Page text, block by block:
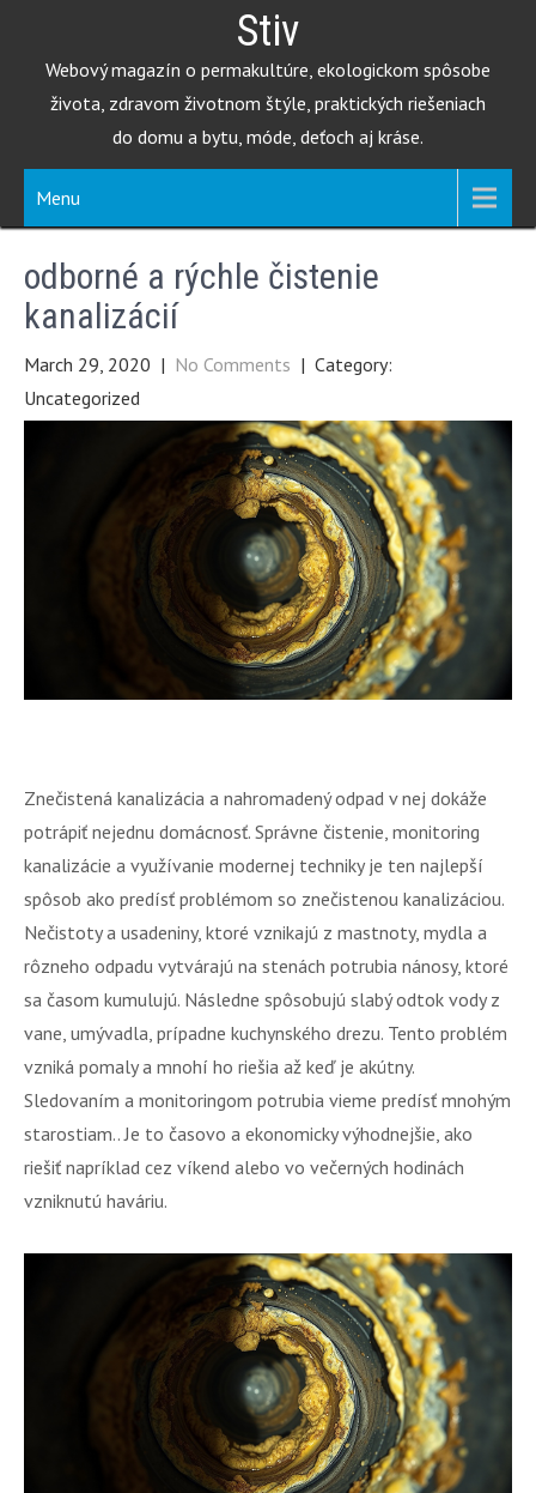
content
Stiv
Webový magazín o permakultúre, ekologickom spôsobe
života, zdravom životnom štýle, praktických riešeniach
do domu a bytu, móde, deťoch aj kráse.
Menu
odborné a rýchle čistenie
kanalizácií
March 29, 2020 | No Comments | Category:
Uncategorized
Znečistená kanalizácia a nahromadený odpad v nej dokáže
potrápiť nejednu domácnosť. Správne čistenie, monitoring
kanalizácie a využívanie modernej techniky je ten najlepší
spôsob ako predísť problémom so znečistenou kanalizáciou.
Nečistoty a usadeniny, ktoré vznikajú z mastnoty, mydla a
rôzneho odpadu vytvárajú na stenách potrubia nánosy, ktoré
sa časom kumulujú. Následne spôsobujú slabý odtok vody z
vane, umývadla, prípadne kuchynského drezu. Tento problém
vzniká pomaly a mnohí ho riešia až keď je akútny.
Sledovaním a monitoringom potrubia vieme predísť mnohým
starostiam.. Je to časovo a ekonomicky výhodnejšie, ako
riešiť napríklad cez víkend alebo vo večerných hodinách
vzniknutú haváriu.